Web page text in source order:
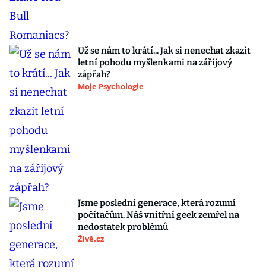
Už se nám to krátí... Jak si nenechat zkazit
letní pohodu myšlenkami na zářijový
zápřah?
Moje Psychologie
Jsme poslední generace, která rozumí
počítačům. Náš vnitřní geek zemřel na
nedostatek problémů
Živě.cz